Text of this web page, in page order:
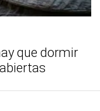
que dormir